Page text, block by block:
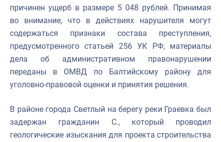
причинен ущерб в размере 5 048 рублей. Принимая
во внимание, что в действиях нарушителя могут
содержаться признаки состава преступления,
предусмотренного статьей 256 УК РФ, материалы
дела об административном правонарушении
переданы в ОМВД по Балтийскому району для
уголовно-правовой оценки и принятия решения.
В районе города Светлый на берегу реки Граевка был
задержан гражданин С., который проводил
геологические изыскания для проекта строительства